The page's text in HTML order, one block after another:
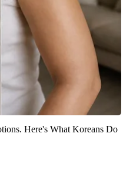
Here's What Koreans Do